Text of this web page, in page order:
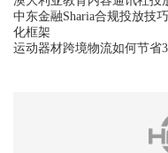
中东金融Sharia合规投放技
化框架
运动器材跨境物流如何节省